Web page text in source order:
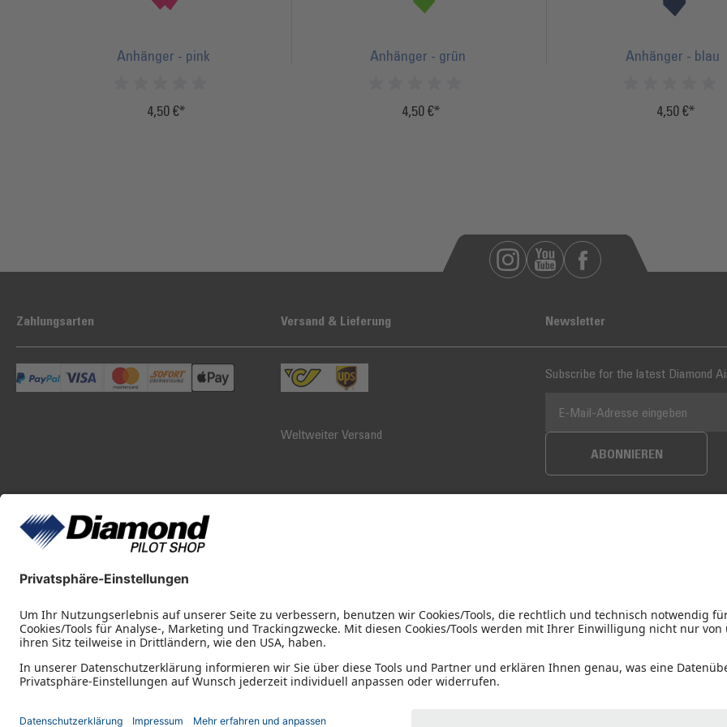
Anhänger - pink
4,50 €
Anhänger - grün
4,50 €
Anhänger - blau
4,50 €
Zahlungsarten Versand & Lieferung
Weltweiter Versand
Newsletter
Subscribe for the latest Diamond
ABONNIEREN
Diamond Pilot Shop
Ferdinand-Graf-von-Zeppelin-Straße 1
2700 Wiener Neustadt
fly@diamond-pilotshop.com
+43 2622 26700 1100
Montag - Donnerstag 08:30 - 16:00
Freitag 08:30 - 14:30
Wiener Neustadt, AUT, LOAN
Radio Frequency: 122,655 MHz